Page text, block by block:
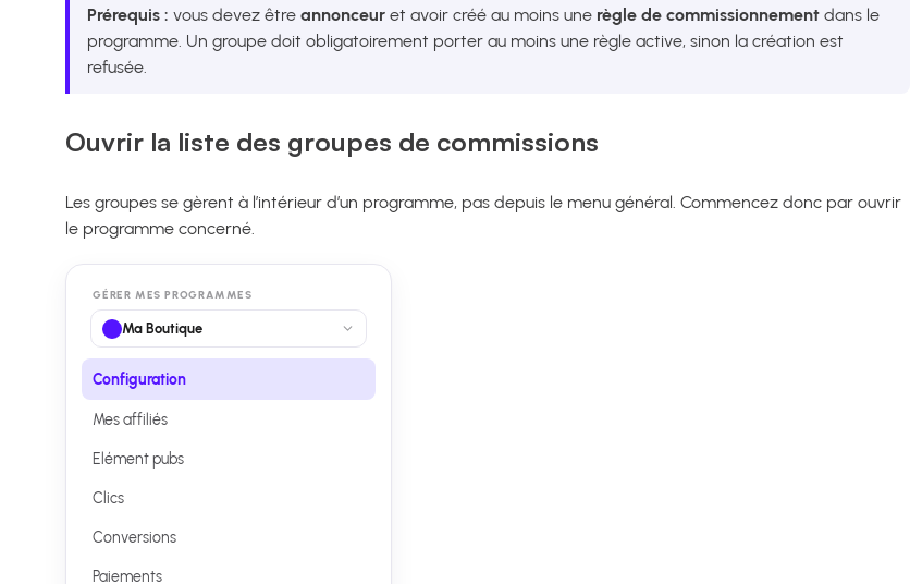
Prérequis : vous devez être annonceur et avoir créé au moins une règle de commissionnement dans le
programme. Un groupe doit obligatoirement porter au moins une règle active, sinon la création est
refusée.
Ouvrir la liste des groupes de commissions
Les groupes se gèrent à l’intérieur d’un programme, pas depuis le menu général. Commencez donc par ouvrir
le programme concerné.
GÉRER MES PROGRAMMES
Ma Boutique
Configuration
Mes affiliés
Elément pubs
Clics
Conversions
Paiements